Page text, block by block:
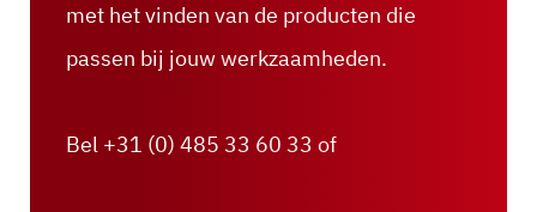
met het vinden van de producten die
passen bij jouw werkzaamheden.
Bel +31 (0) 485 33 60 33 of